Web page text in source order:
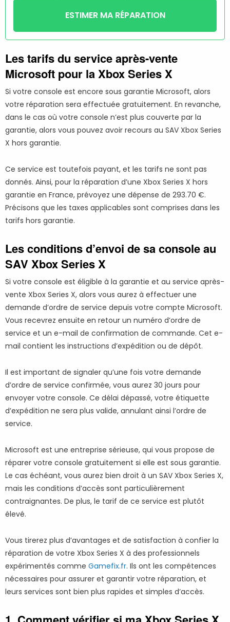
ESTIMER MA RÉPARATION
Les tarifs du service après-vente
Microsoft pour la Xbox Series X
Si votre console est encore sous garantie Microsoft, alors
votre réparation sera effectuée gratuitement. En revanche,
dans le cas où votre console n’est plus couverte par la
garantie, alors vous pouvez avoir recours au SAV Xbox Series
X hors garantie.
Ce service est toutefois payant, et les tarifs ne sont pas
donnés. Ainsi, pour la réparation d’une Xbox Series X hors
garantie en France, prévoyez une dépense de 293.70 €.
Précisons que les taxes applicables sont comprises dans les
tarifs hors garantie.
Les conditions d’envoi de sa console au
SAV Xbox Series X
Si votre console est éligible à la garantie et au service après-
vente Xbox Series X, alors vous aurez à effectuer une
demande d’ordre de service depuis votre compte Microsoft.
Vous recevrez ensuite en retour un numéro d’ordre de
service et un e-mail de confirmation de commande. Cet e-
mail contient les instructions d’expédition ou de dépôt.
Il est important de signaler qu’une fois votre demande
d’ordre de service confirmée, vous aurez 30 jours pour
envoyer votre console. Ce délai dépassé, votre étiquette
d’expédition ne sera plus valide, annulant ainsi l’ordre de
service.
Microsoft est une entreprise sérieuse, qui vous propose de
réparer votre console gratuitement si elle est sous garantie.
Le cas échéant, vous aurez bien droit à un SAV Xbox Series X,
mais les conditions d’accès sont particulièrement
contraignantes. De plus, le tarif de ce service est plutôt
élevé.
Vous tirerez plus d’avantages et de satisfaction à confier la
réparation de votre Xbox Series X à des professionnels
expérimentés comme Gamefix.fr. Ils ont les compétences
nécessaires pour assurer et garantir votre réparation, et
leurs services sont bien plus rapides et simples d’accès.